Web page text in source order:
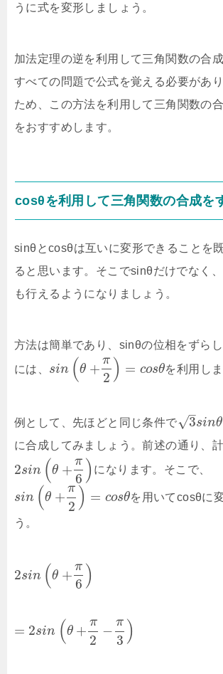
うに式を変形しましょう。
加法定理の逆を利用して三角関数の合成
すべての問題で公式を覚える必要があ
ため、この方法を利用して三角関数の
をおすすめします。
cosθを利用して三角関数の合成を
sinθとcosθは互いに変形できることを
ると思います。そこでsinθだけでなく
も行えるようになりましょう。
方法は簡単であり、sinθの位相をずら
には、 sin (θ +
π
2 ) = cosθを利用しま
例として、先ほどと同じ条件で 3
–
√ sinθ
に合成してみましょう。前述の通り、
2sin (θ +
π
6 ) になります。そこで、
sin (θ +
π
2 ) = cosθを用いてcosθに
う。
2sin (θ +
π
6 )
= 2sin (θ +
π
2
−
π
3 )